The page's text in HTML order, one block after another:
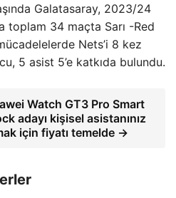
Galatasaray, 2023/24
toplam 34 maçta Sarı -Red
Nets’i 8 kez
5 asist 5’e katkıda bulundu.
Watch GT3 Pro Smart
adayı kişisel asistanınız
için fiyatı temelde →